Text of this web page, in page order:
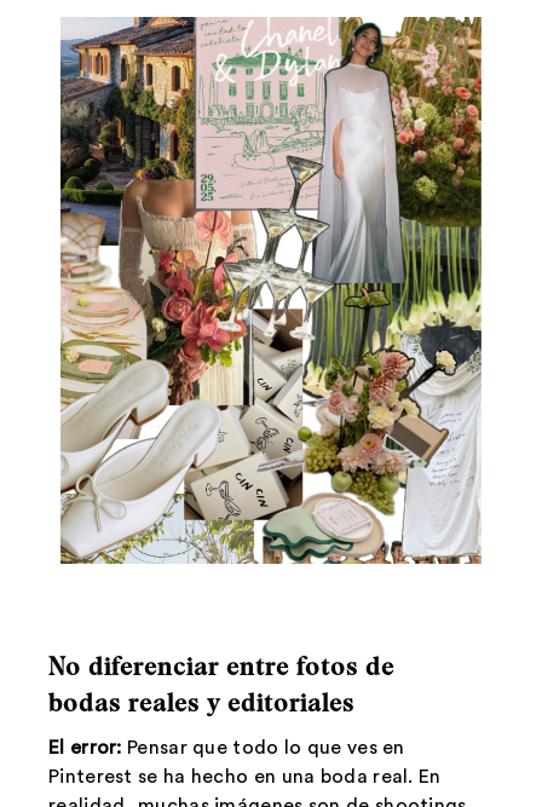
No diferenciar entre fotos de
bodas reales y editoriales
El error: Pensar que todo lo que ves en
Pinterest se ha hecho en una boda real. En